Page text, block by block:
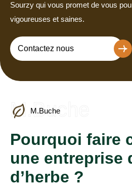
Sourzy qui vous promet de vous
vigoureuses et saines.
Contactez nous
M.Buche
M.Buche
Pourquoi faire
une entreprise
d’herbe ?